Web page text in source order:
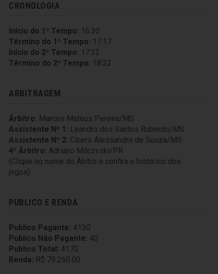
CRONOLOGIA
Início do 1º Tempo: 16:30
Término do 1º Tempo: 17:17
Início do 2º Tempo: 17:32
Término do 2º Tempo: 18:22
ARBITRAGEM
Árbitro: Marcos Mateus Pereira/MS
Assistente Nº 1: Leandro dos Santos Ruberdo/MS
Assistente Nº 2: Cícero Alessandro de Souza/MS
4º Árbitro: Adriano Milczvski/PR
(Clique no nome do Ábitro e confira o histórico dos
jogos)
PUBLICO E RENDA
Publico Pagante: 4130
Publico Não Pagante: 40
Publico Total: 4170
Renda: R$ 79.260.00